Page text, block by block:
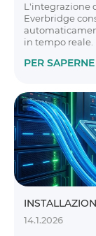
L'integrazione
Everbridge
in tempo reale.
PER
14.1.2026